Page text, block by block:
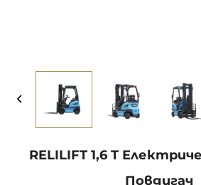
RELILIFT 1,6 T
Повдигач